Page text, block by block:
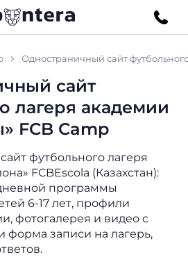
Одностраничный сайт
сайт
лагеря академии
FCB Camp
футбольного лагеря
FCBEscola (Казахстан):
программы
6-17 лет, профили
фотогалерея и видео с
форма записи на лагерь,